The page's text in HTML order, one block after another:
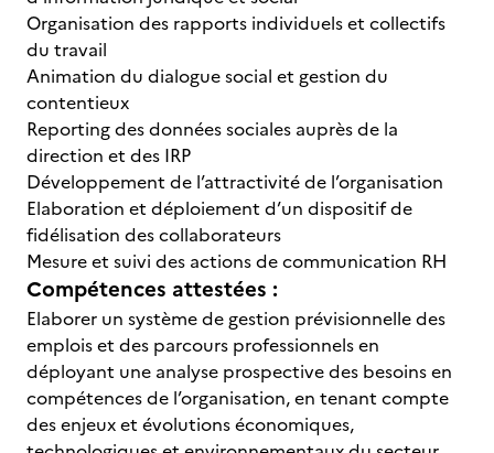
Organisation des rapports individuels et collectifs
du travail
Animation du dialogue social et gestion du
contentieux
Reporting des données sociales auprès de la
direction et des IRP
Développement de l’attractivité de l’organisation
Elaboration et déploiement d’un dispositif de
fidélisation des collaborateurs
Mesure et suivi des actions de communication RH
Compétences attestées :
Elaborer un système de gestion prévisionnelle des
emplois et des parcours professionnels en
déployant une analyse prospective des besoins en
compétences de l’organisation, en tenant compte
des enjeux et évolutions économiques,